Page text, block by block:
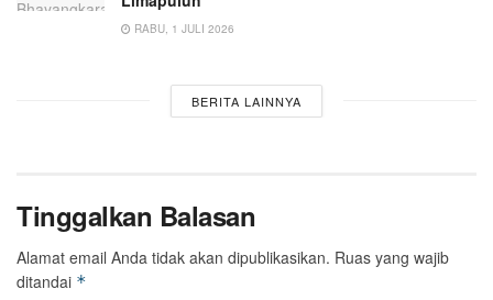
RABU, 1 JULI 2026
BERITA LAINNYA
Tinggalkan Balasan
Alamat email Anda tidak akan dipublikasikan. Ruas yang wajib
ditandai *